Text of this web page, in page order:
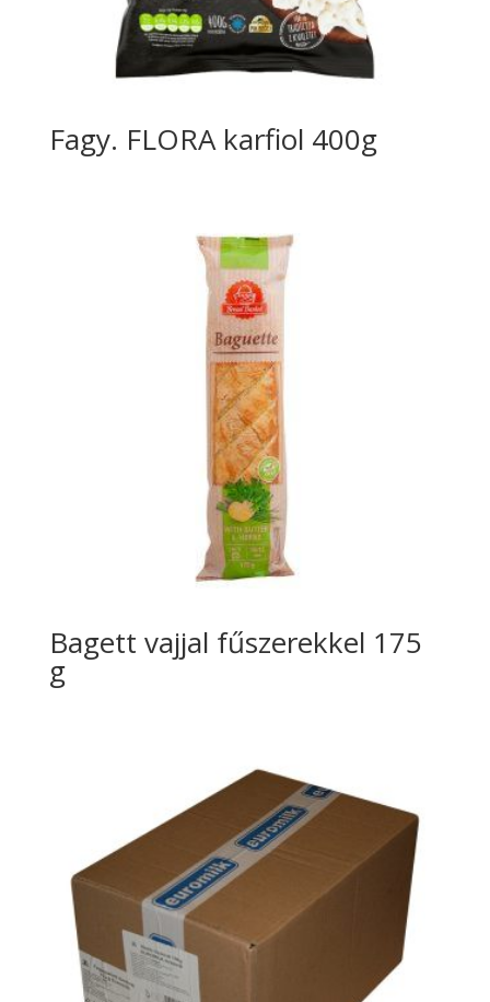
Fagy. FLORA karfiol 400g
Bagett vajjal fűszerekkel 175
g